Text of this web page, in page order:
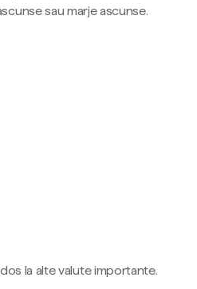
sau marje ascunse.
la alte valute importante.